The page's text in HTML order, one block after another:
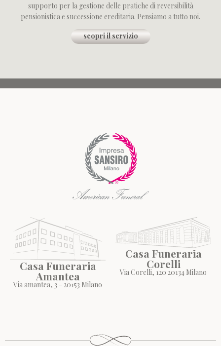
supporto per la gestione delle pratiche di reversibilità
pensionistica e successione ereditaria. Pensiamo a tutto noi.
scopri il servizio
Casa Funeraria
Amantea
Via amantea, 3 - 20153 Milano
Casa Funeraria
Corelli
Via Corelli, 120 20134 Milano